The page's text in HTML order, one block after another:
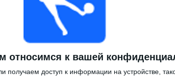
относимся к вашей
получаем доступ к информации на устройстве,